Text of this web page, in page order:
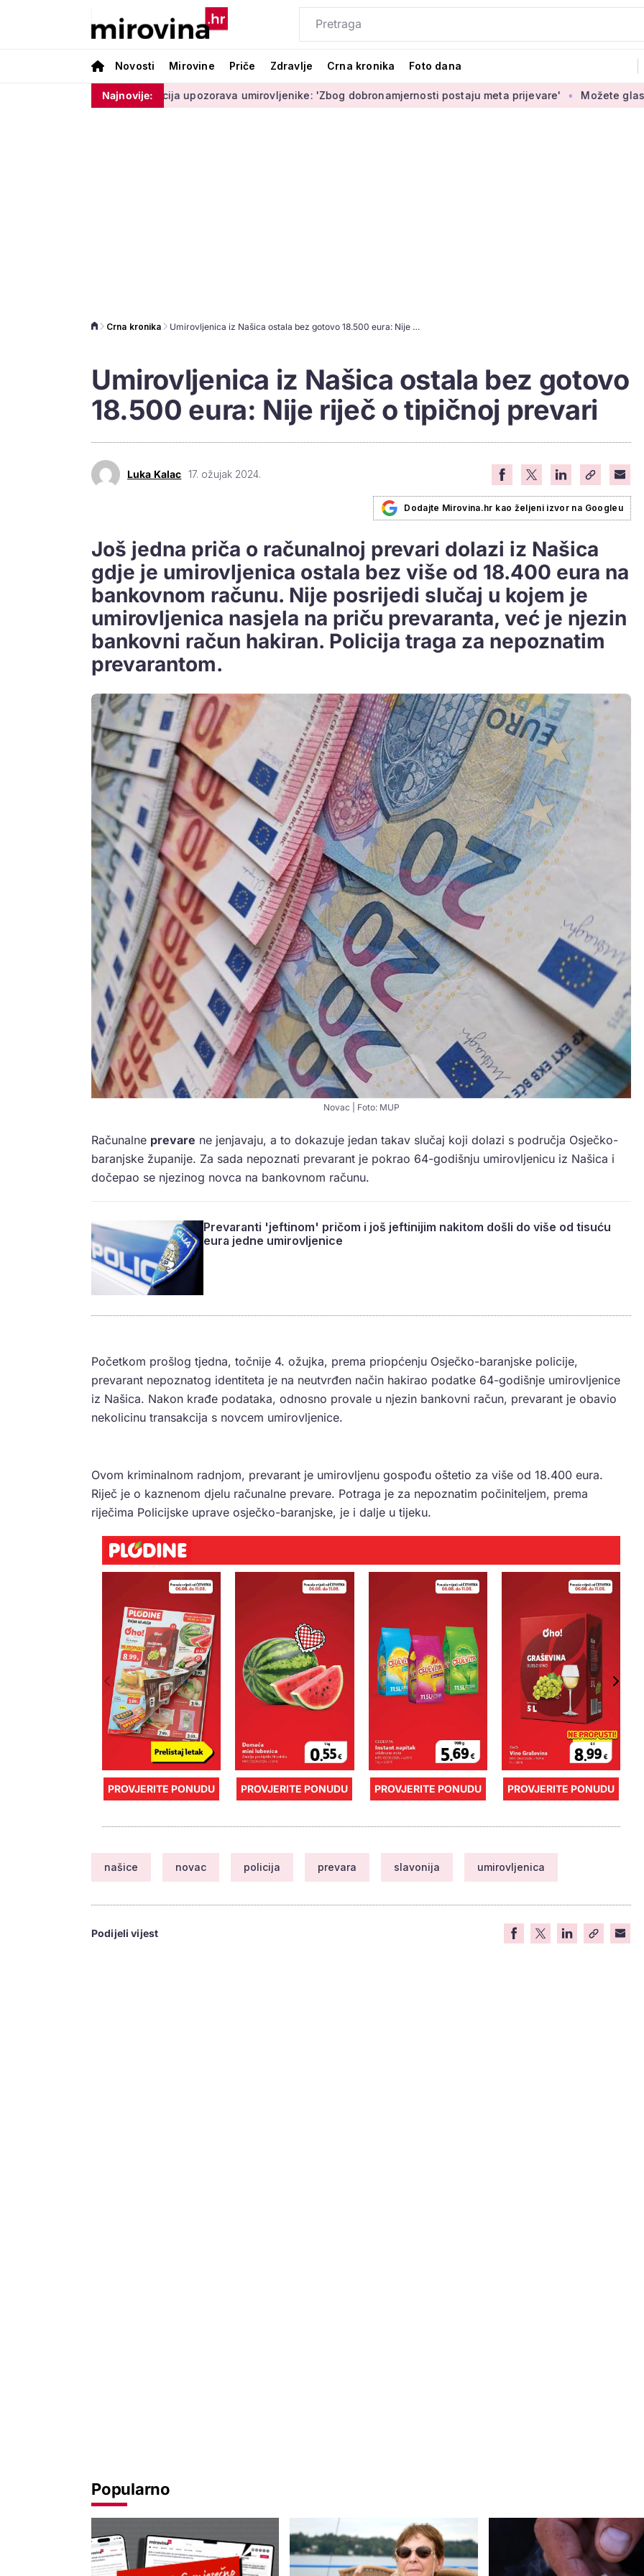
Novosti Mirovine Priče Zdravlje Crna kronika Foto dana
Najnovije:
Policija upozorava umirovljenike: 'Zbog dobronamjernosti postaju meta prijevare' Možete glasati za izbor
Crna kronika Umirovljenica iz Našica ostala bez gotovo 18.500 eura: Nije riječ o tipičnoj prevari
Umirovljenica iz Našica ostala bez gotovo
18.500 eura: Nije riječ o tipičnoj prevari
Luka Kalac 17. ožujak 2024.
Dodajte Mirovina.hr kao željeni izvor na Googleu
Još jedna priča o računalnoj prevari dolazi iz Našica
gdje je umirovljenica ostala bez više od 18.400 eura na
bankovnom računu. Nije posrijedi slučaj u kojem je
umirovljenica nasjela na priču prevaranta, već je njezin
bankovni račun hakiran. Policija traga za nepoznatim
prevarantom.
Novac | Foto: MUP
Računalne prevare ne jenjavaju, a to dokazuje jedan takav slučaj koji dolazi s područja Osječko-
baranjske županije. Za sada nepoznati prevarant je pokrao 64-godišnju umirovljenicu iz Našica i
dočepao se njezinog novca na bankovnom računu.
Prevaranti 'jeftinom' pričom i još jeftinijim nakitom došli do više od tisuću
eura jedne umirovljenice
Početkom prošlog tjedna, točnije 4. ožujka, prema priopćenju Osječko-baranjske policije,
prevarant nepoznatog identiteta je na neutvrđen način hakirao podatke 64-godišnje umirovljenice
iz Našica. Nakon krađe podataka, odnosno provale u njezin bankovni račun, prevarant je obavio
nekolicinu transakcija s novcem umirovljenice.
Ovom kriminalnom radnjom, prevarant je umirovljenu gospođu oštetio za više od 18.400 eura.
Riječ je o kaznenom djelu računalne prevare. Potraga je za nepoznatim počiniteljem, prema
riječima Policijske uprave osječko-baranjske, je i dalje u tijeku.
PROVJERITE PONUDU PROVJERITE PONUDU PROVJERITE PONUDU PROVJERITE PONUDU
našice novac policija prevara slavonija umirovljenica
Podijeli vijest
Popularno